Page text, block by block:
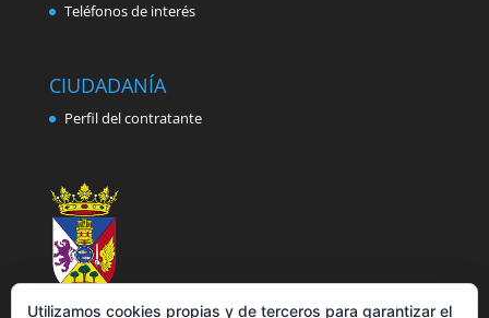
Teléfonos de interés
CIUDADANÍA
Perfil del contratante
Utilizamos cookies propias y de terceros para garantizar el